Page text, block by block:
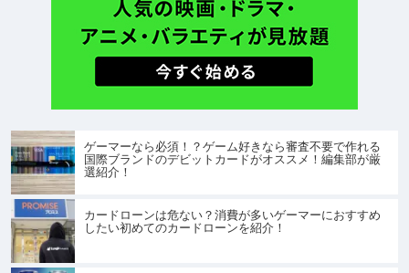
ゲーマーなら必須！？ゲーム好きなら審査不要で作れる
国際ブランドのデビットカードがオススメ！編集部が厳
選紹介！
カードローンは危ない？消費が多いゲーマーにおすすめ
したい初めてのカードローンを紹介！